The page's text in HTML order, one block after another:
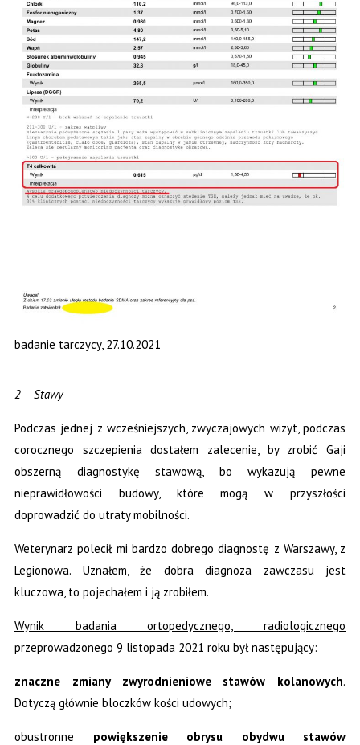
badanie tarczycy, 27.10.2021
2 – Stawy
Podczas jednej z wcześniejszych, zwyczajowych wizyt, podczas
corocznego szczepienia dostałem zalecenie, by zrobić Gaji
obszerną diagnostykę stawową, bo wykazują pewne
nieprawidłowości budowy, które mogą w przyszłości
doprowadzić do utraty mobilności.
Weterynarz polecił mi bardzo dobrego diagnostę z Warszawy, z
Legionowa. Uznałem, że dobra diagnoza zawczasu jest
kluczowa, to pojechałem i ją zrobiłem.
Wynik badania ortopedycznego, radiologicznego
przeprowadzonego 9 listopada 2021 roku był następujący:
znaczne zmiany zwyrodnieniowe stawów kolanowych.
Dotyczą głównie bloczków kości udowych;
obustronne powiększenie obrysu obydwu stawów